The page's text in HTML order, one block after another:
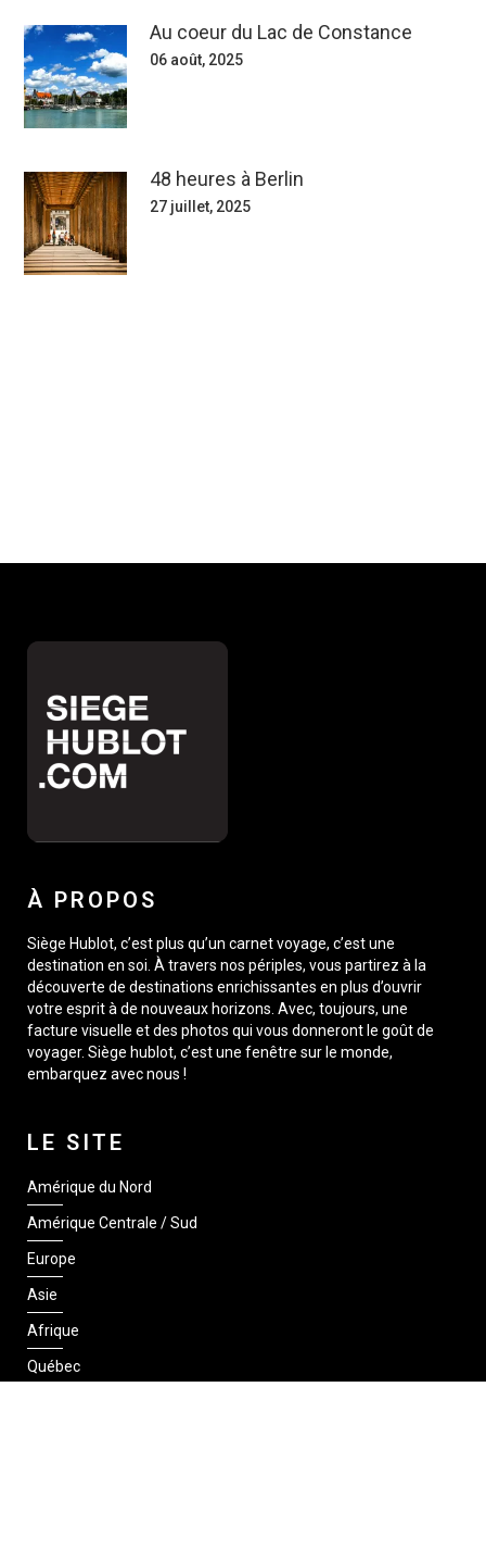
Au coeur du Lac de Constance
06 août, 2025
48 heures à Berlin
27 juillet, 2025
À PROPOS
Siège Hublot, c’est plus qu’un carnet voyage, c’est une
destination en soi. À travers nos périples, vous partirez à la
découverte de destinations enrichissantes en plus d’ouvrir
votre esprit à de nouveaux horizons. Avec, toujours, une
facture visuelle et des photos qui vous donneront le goût de
voyager. Siège hublot, c’est une fenêtre sur le monde,
embarquez avec nous !
LE SITE
Amérique du Nord
Amérique Centrale / Sud
Europe
Asie
Afrique
Québec